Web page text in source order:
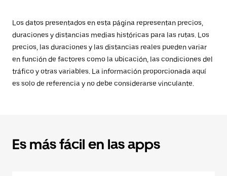
Los datos presentados en esta página representan precios,
duraciones y distancias medias históricas para las rutas. Los
precios, las duraciones y las distancias reales pueden variar
en función de factores como la ubicación, las condiciones del
tráfico y otras variables. La información proporcionada aquí
es solo de referencia y no debe considerarse vinculante.
Es más fácil en las apps